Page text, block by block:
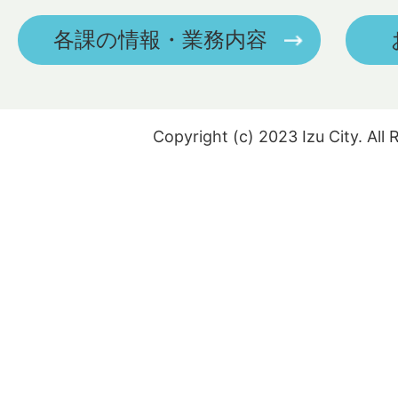
各課の情報・業務内容
Copyright (c) 2023 Izu City. All